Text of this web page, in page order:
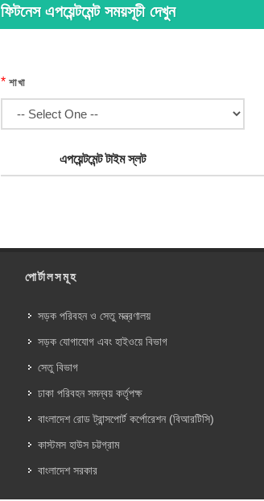
ফিটনেস এপয়েন্টমেন্ট সময়সূচী দেখুন
* শাখা
এপয়েন্টমেন্ট টাইম স্লট
পোর্টালসমূহ
সড়ক পরিবহন ও সেতু মন্ত্রণালয়
সড়ক যোগাযোগ এবং হাইওয়ে বিভাগ
সেতু বিভাগ
ঢাকা পরিবহন সমন্বয় কর্তৃপক্ষ
বাংলাদেশ রোড ট্রান্সপোর্ট কর্পোরেশন (বিআরটিসি)
কাস্টমস হাউস চট্টগ্রাম
বাংলাদেশ সরকার